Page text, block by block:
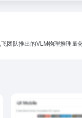
团队推出的VLM物理推理量